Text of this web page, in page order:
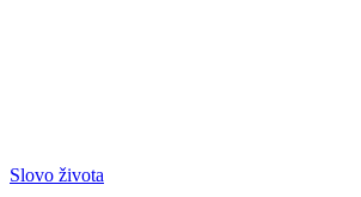
Slovo života